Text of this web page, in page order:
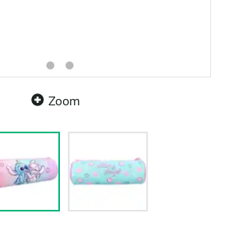
Zoom